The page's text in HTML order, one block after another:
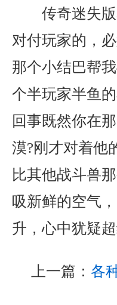
传奇迷失
对付玩家的，
那个小结巴帮
个半玩家半鱼
回事既然你在
漠?刚才对着他
比其他战斗兽
吸新鲜的空气
升，心中犹疑
上一篇： 各